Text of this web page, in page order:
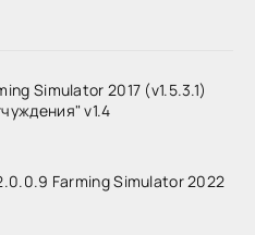
Simulator 2017 (v1.5.3.1)
v1.4
Farming Simulator 2022